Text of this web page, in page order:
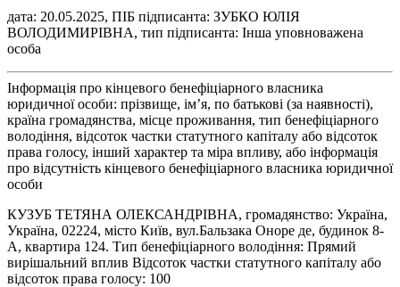
дата: 20.05.2025, ПІБ підписанта: ЗУБКО ЮЛІЯ
ВОЛОДИМИРІВНА, тип підписанта: Інша уповноважена
особа
Інформація про кінцевого бенефіціарного власника
юридичної особи: прізвище, ім’я, по батькові (за наявності),
країна громадянства, місце проживання, тип бенефіціарного
володіння, відсоток частки статутного капіталу або відсоток
права голосу, інший характер та міра впливу, або інформація
про відсутність кінцевого бенефіціарного власника юридичної
особи
КУЗУБ ТЕТЯНА ОЛЕКСАНДРІВНА, громадянство: Україна,
Україна, 02224, місто Київ, вул.Бальзака Оноре де, будинок 8-
А, квартира 124. Тип бенефіціарного володіння: Прямий
вирішальний вплив Відсоток частки статутного капіталу або
відсоток права голосу: 100